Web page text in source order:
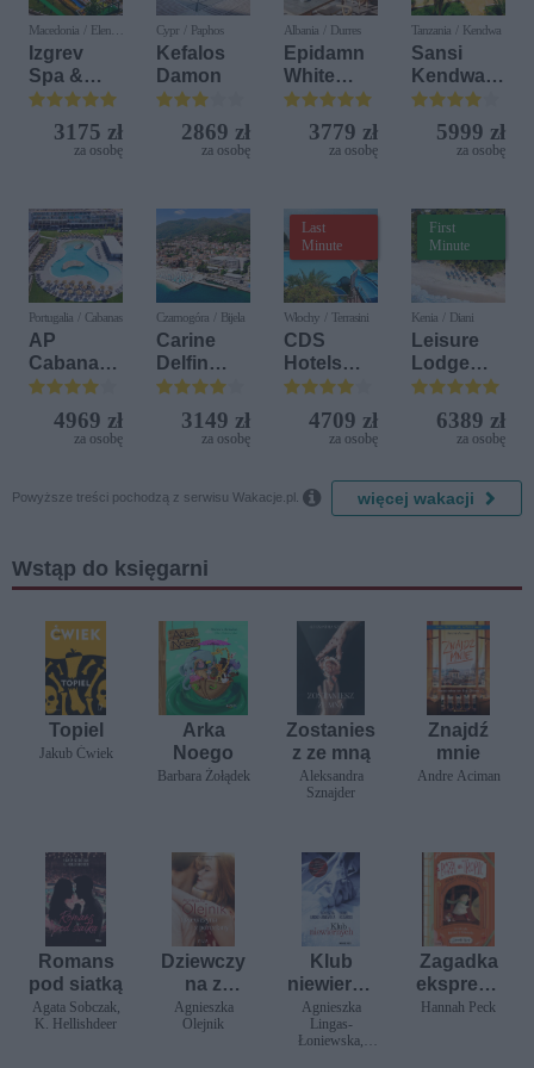
Macedonia / Elen
Kamen
Izgrev
Spa &
Aquapark
3175 zł
za osobę
Cypr / Paphos
Kefalos
Damon
2869 zł
za osobę
Albania / Durres
Epidamn
White
Sensation
3779 zł
za osobę
Tanzania / Kendwa
Sansi
Kendwa
Beach
Resort
5999 zł
za osobę
Portugalia / Cabanas
AP
Cabanas
Beach &
Nature
4969 zł
za osobę
Czarnogóra / Bijela
Carine
Delfin
Bijela (ex.
Iberostar
Bijela
3149 zł
za osobę
Last
Minute
Włochy / Terrasini
CDS
Hotels
Terrasini
(ex. Citta
del Mare)
4709 zł
za osobę
First
Minute
Kenia / Diani
Leisure
Lodge
Beach &
Golf
Resort by
Diamonds
6389 zł
za osobę
Powyższe treści pochodzą z serwisu Wakacje.pl.  więcej wakacji
Wstąp do księgarni
Topiel
Jakub Ćwiek
Arka
Noego
Barbara Żołądek
Zostanies
z ze mną
Aleksandra
Sznajder
Znajdź
mnie
Andre Aciman
Romans
pod siatką
Agata Sobczak,
K. Hellishdeer
Dziewczy
na z
porcelany
Agnieszka
Olejnik
Klub
niewierny
ch
Agnieszka
Lingas-
Łoniewska,
Zagadka
ekspresu
polarnego
Hannah Peck